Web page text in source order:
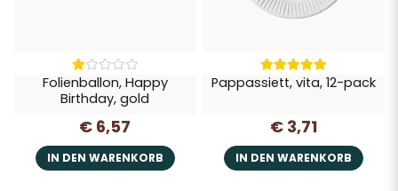
Folienballon, Happy
Birthday, gold
€ 6,57
IN DEN WARENKORB
Pappassiett, vita, 12-pack
€ 3,71
IN DEN WARENKORB